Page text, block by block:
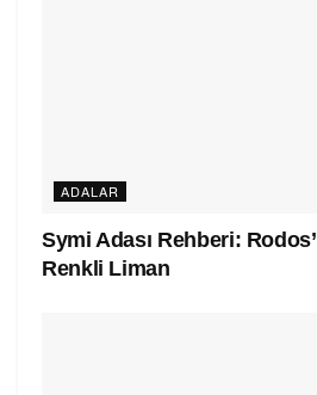
ADALAR
Symi Adası Rehberi:
Renkli Liman